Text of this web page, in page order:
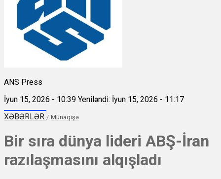
ANS Press
İyun 15, 2026 - 10:39 Yeniləndi: İyun 15, 2026 - 11:17
XƏBƏRLƏR / Münaqişə
Bir sıra dünya lideri ABŞ-İran
razılaşmasını alqışladı